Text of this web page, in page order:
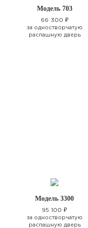
Модель 703
66 300 ₽
за одностворчатую
распашную дверь
Модель 3300
95 100 ₽
за одностворчатую
распашную дверь